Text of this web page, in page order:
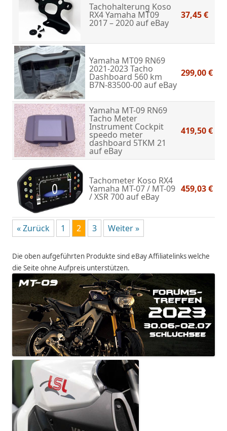
Tachohalterung Koso
RX4 Yamaha MT09
2017 – 2020auf eBay
37,45 €
Yamaha MT09 RN69
2021-2023 Tacho
Dashboard 560 km
B7N-83500-00auf eBay
299,00 €
Yamaha MT-09 RN69
Tacho Meter
Instrument Cockpit
speedo meter
dashboard 5TKM 21
auf eBay
419,50 €
Tachometer Koso RX4
Yamaha MT-07 / MT-09
/ XSR 700auf eBay
459,03 €
« Zurück 1 2 3 Weiter »
Die oben aufgeführten Produkte sind eBay Affiliatelinks welche
die Seite ohne Aufpreis unterstützen.